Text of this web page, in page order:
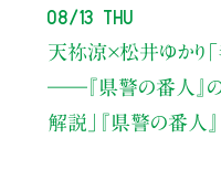
08/13 Thu
天祢涼×松井ゆかり
――『県警の番人』
解説」
『県警の番人